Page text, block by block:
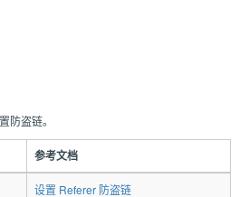
防盗链。
参考文档
设置 Referer 防盗链